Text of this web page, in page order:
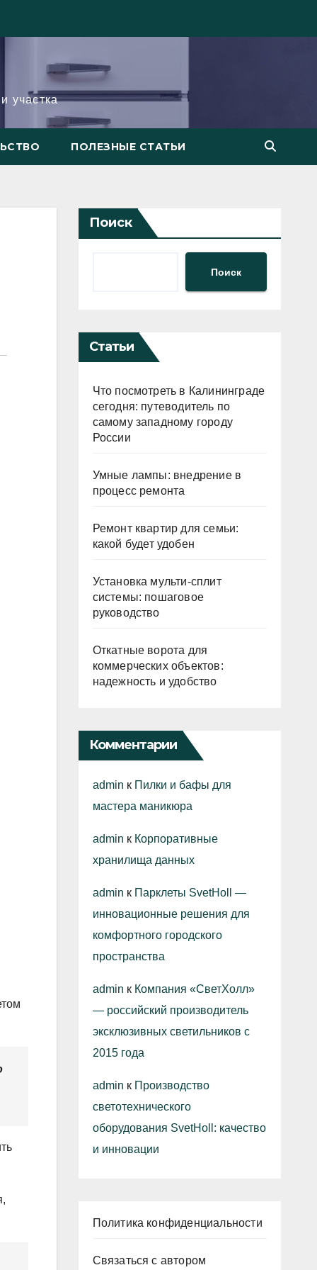
участка
ПОЛЕЗНЫЕ СТАТЬИ
Поиск
Поиск
Статьи
Что посмотреть в Калининграде
сегодня: путеводитель по
самому западному городу
России
Умные лампы: внедрение в
процесс ремонта
Ремонт квартир для семьи:
какой будет удобен
Установка мульти-сплит
системы: пошаговое
руководство
Откатные ворота для
коммерческих объектов:
надежность и удобство
Комментарии
admin к Пилки и бафы для
мастера маникюра
admin к Корпоративные
хранилища данных
admin к Парклеты SvetHoll —
инновационные решения для
комфортного городского
пространства
admin к Компания «СветХолл»
— российский производитель
эксклюзивных светильников с
2015 года
admin к Производство
светотехнического
оборудования SvetHoll: качество
и инновации
Политика конфиденциальности
Связаться с автором